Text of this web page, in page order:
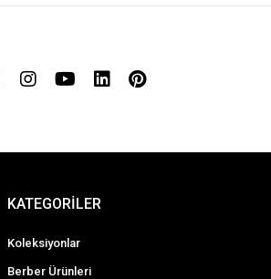
KATEGORİLER
Koleksiyonlar
Berber Ürünleri